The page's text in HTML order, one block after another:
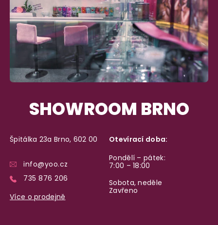
SHOWROOM BRNO
Špitálka 23a Brno, 602 00
info@yoo.cz
735 876 206
Více o prodejně
Otevírací doba:
Pondělí – pátek:
7:00 – 18:00
Sobota, neděle
Zavřeno